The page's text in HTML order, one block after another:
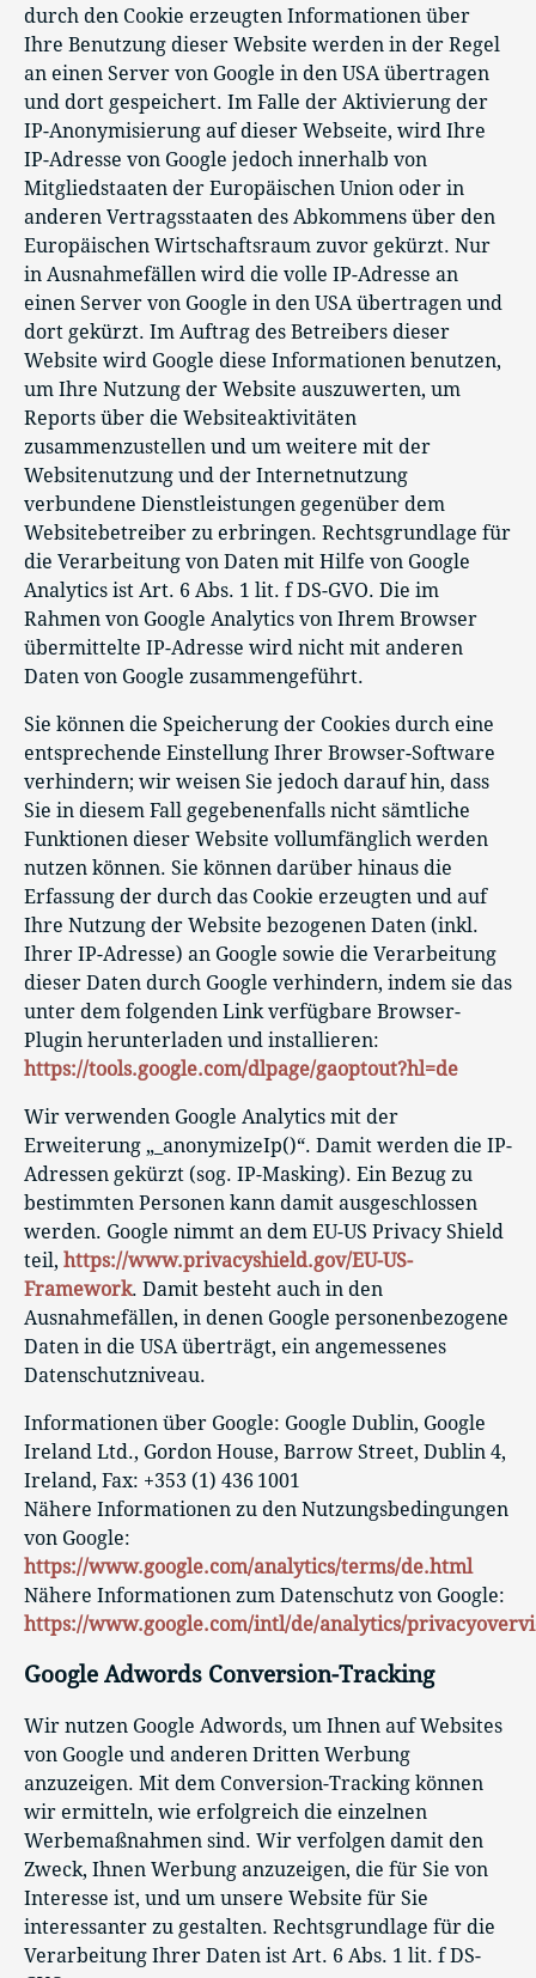
durch den Cookie erzeugten Informationen über
Ihre Benutzung dieser Website werden in der Regel
an einen Server von Google in den USA übertragen
und dort gespeichert. Im Falle der Aktivierung der
IP-Anonymisierung auf dieser Webseite, wird Ihre
IP-Adresse von Google jedoch innerhalb von
Mitgliedstaaten der Europäischen Union oder in
anderen Vertragsstaaten des Abkommens über den
Europäischen Wirtschaftsraum zuvor gekürzt. Nur
in Ausnahmefällen wird die volle IP-Adresse an
einen Server von Google in den USA übertragen und
dort gekürzt. Im Auftrag des Betreibers dieser
Website wird Google diese Informationen benutzen,
um Ihre Nutzung der Website auszuwerten, um
Reports über die Websiteaktivitäten
zusammenzustellen und um weitere mit der
Websitenutzung und der Internetnutzung
verbundene Dienstleistungen gegenüber dem
Websitebetreiber zu erbringen. Rechtsgrundlage für
die Verarbeitung von Daten mit Hilfe von Google
Analytics ist Art. 6 Abs. 1 lit. f DS-GVO. Die im
Rahmen von Google Analytics von Ihrem Browser
übermittelte IP-Adresse wird nicht mit anderen
Daten von Google zusammengeführt.
Sie können die Speicherung der Cookies durch eine
entsprechende Einstellung Ihrer Browser-Software
verhindern; wir weisen Sie jedoch darauf hin, dass
Sie in diesem Fall gegebenenfalls nicht sämtliche
Funktionen dieser Website vollumfänglich werden
nutzen können. Sie können darüber hinaus die
Erfassung der durch das Cookie erzeugten und auf
Ihre Nutzung der Website bezogenen Daten (inkl.
Ihrer IP-Adresse) an Google sowie die Verarbeitung
dieser Daten durch Google verhindern, indem sie das
unter dem folgenden Link verfügbare Browser-
Plugin herunterladen und installieren:
https://tools.google.com/dlpage/gaoptout?hl=de
Wir verwenden Google Analytics mit der
Erweiterung „_anonymizeIp()“. Damit werden die IP-
Adressen gekürzt (sog. IP-Masking). Ein Bezug zu
bestimmten Personen kann damit ausgeschlossen
werden. Google nimmt an dem EU-US Privacy Shield
teil, https://www.privacyshield.gov/EU-US-
Framework. Damit besteht auch in den
Ausnahmefällen, in denen Google personenbezogene
Daten in die USA überträgt, ein angemessenes
Datenschutzniveau.
Informationen über Google: Google Dublin, Google
Ireland Ltd., Gordon House, Barrow Street, Dublin 4,
Ireland, Fax: +353 (1) 436 1001
Nähere Informationen zu den Nutzungsbedingungen
von Google:
https://www.google.com/analytics/terms/de.html
Nähere Informationen zum Datenschutz von Google:
https://www.google.com/intl/de/analytics/
Google Adwords Conversion-Tracking
Wir nutzen Google Adwords, um Ihnen auf Websites
von Google und anderen Dritten Werbung
anzuzeigen. Mit dem Conversion-Tracking können
wir ermitteln, wie erfolgreich die einzelnen
Werbemaßnahmen sind. Wir verfolgen damit den
Zweck, Ihnen Werbung anzuzeigen, die für Sie von
Interesse ist, und um unsere Website für Sie
interessanter zu gestalten. Rechtsgrundlage für die
Verarbeitung Ihrer Daten ist Art. 6 Abs. 1 lit. f DS-